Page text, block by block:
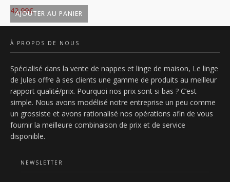
AJOUTER AU PANIER
42,99€
À PROPOS DE NOUS
Spécialisé dans la vente de nappes et linge de maison, Le linge
de Jules offre à ses clients une gamme de produits au meilleur
rapport qualité/prix. Pourquoi nos prix sont si bas ? C’est
simple. Nous avons modélisé notre entreprise un peu comme
un grossiste et avons rationalisé nos opérations afin de vous
fournir la meilleure combinaison de prix et de service
disponible.
NEWSLETTER